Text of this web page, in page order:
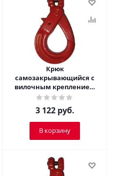
Крюк
самозакрывающийся с
вилочным креплением
TOR 8,0 т
3 122руб.
В корзину